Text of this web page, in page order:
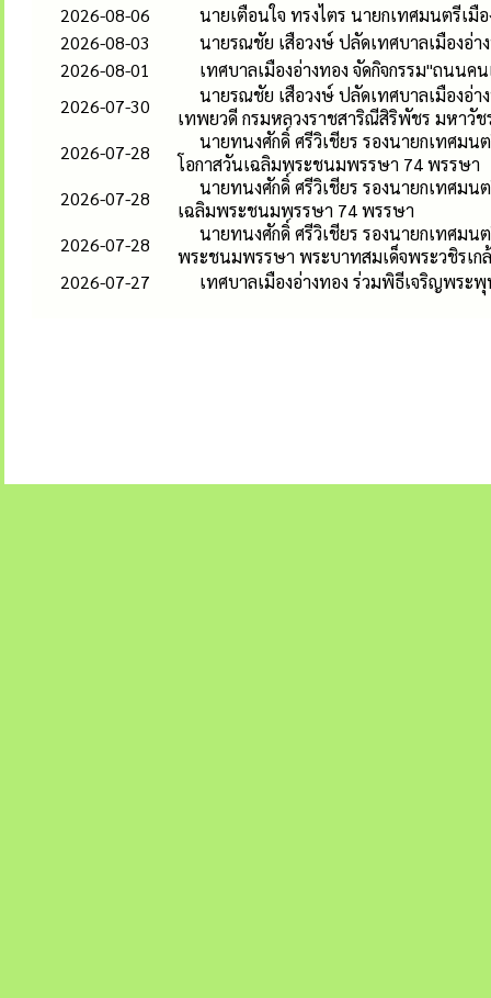
2026-08-06
นายเตือนใจ ทรงไตร นายกเทศมนตรีเมื
2026-08-03
นายรณชัย เสือวงษ์ ปลัดเทศบาลเมืองอ่า
2026-08-01
เทศบาลเมืองอ่างทอง จัดกิจกรรม"ถนนค
2026-07-30
นายรณชัย เสือวงษ์ ปลัดเทศบาลเมืองอ่
เทพยวดี กรมหลวงราชสาริณีสิริพัชร มหาวัช
2026-07-28
นายทนงศักดิ์ ศรีวิเชียร รองนายกเทศม
โอกาสวันเฉลิมพระชนมพรรษา 74 พรรษา
2026-07-28
นายทนงศักดิ์ ศรีวิเชียร รองนายกเทศมน
เฉลิมพระชนมพรรษา 74 พรรษา
2026-07-28
นายทนงศักดิ์ ศรีวิเชียร รองนายกเทศม
พระชนมพรรษา พระบาทสมเด็จพระวชิรเก
2026-07-27
เทศบาลเมืองอ่างทอง ร่วมพิธีเจริญพระ